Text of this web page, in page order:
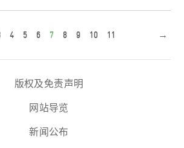
4 5 6 7 8 9 10 11 →
版权及免责声明
网站导览
新闻公布